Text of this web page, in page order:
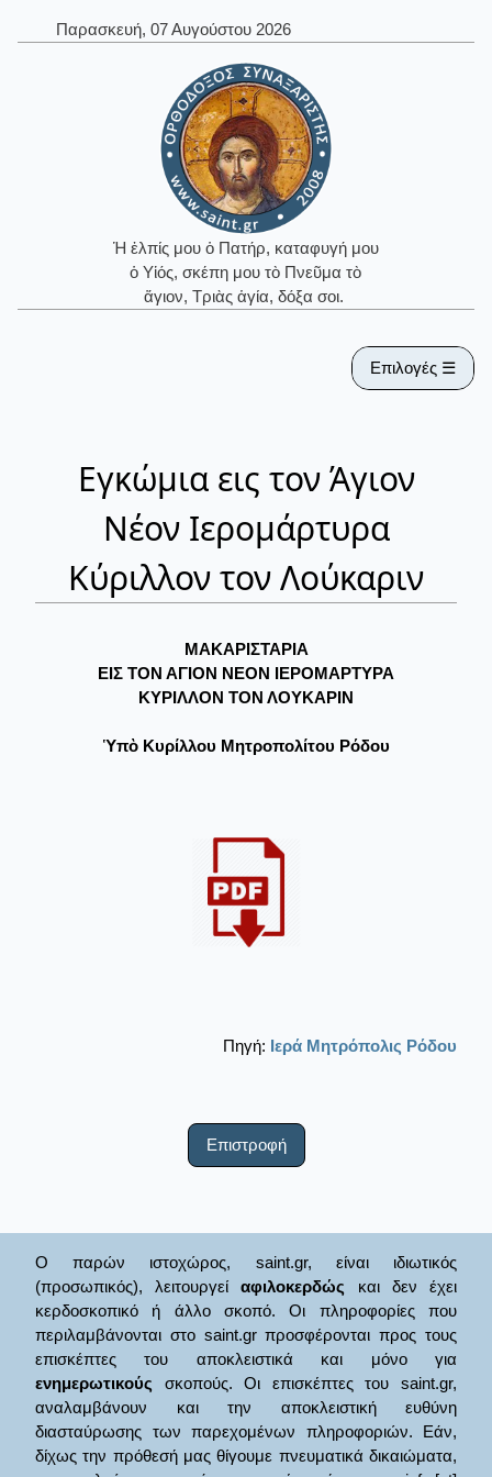
Παρασκευή, 07 Αυγούστου 2026
Ἡ ἐλπίς μου ὁ Πατήρ, καταφυγή μου
ὁ Υἱός, σκέπη μου τὸ Πνεῦμα τὸ
ἅγιον, Τριὰς ἁγία, δόξα σοι.
Επιλογές ☰
Εγκώμια εις τον Άγιον
Νέον Ιερομάρτυρα
Κύριλλον τον Λούκαριν
ΜΑΚΑΡΙΣΤΑΡΙΑ
ΕΙΣ ΤΟΝ ΑΓΙΟΝ ΝΕΟΝ ΙΕΡΟΜΑΡΤΥΡΑ
ΚΥΡΙΛΛΟΝ ΤΟΝ ΛΟΥΚΑΡΙΝ
Ὑπὸ Κυρίλλου Μητροπολίτου Ρόδου
Πηγή: Ιερά Μητρόπολις Ρόδου
Επιστροφή
Ο παρών ιστοχώρος, saint.gr, είναι ιδιωτικός
(προσωπικός), λειτουργείαφιλοκερδώς και δεν έχει
κερδοσκοπικό ή άλλο σκοπό. Οι πληροφορίες που
περιλαμβάνονται στο saint.gr προσφέρονται προς τους
επισκέπτες του αποκλειστικά και μόνο για
ενημερωτικούς σκοπούς. Οι επισκέπτες του saint.gr,
αναλαμβάνουν και την αποκλειστική ευθύνη
διασταύρωσης των παρεχομένων πληροφοριών. Εάν,
δίχως την πρόθεσή μας θίγουμε πνευματικά δικαιώματα,